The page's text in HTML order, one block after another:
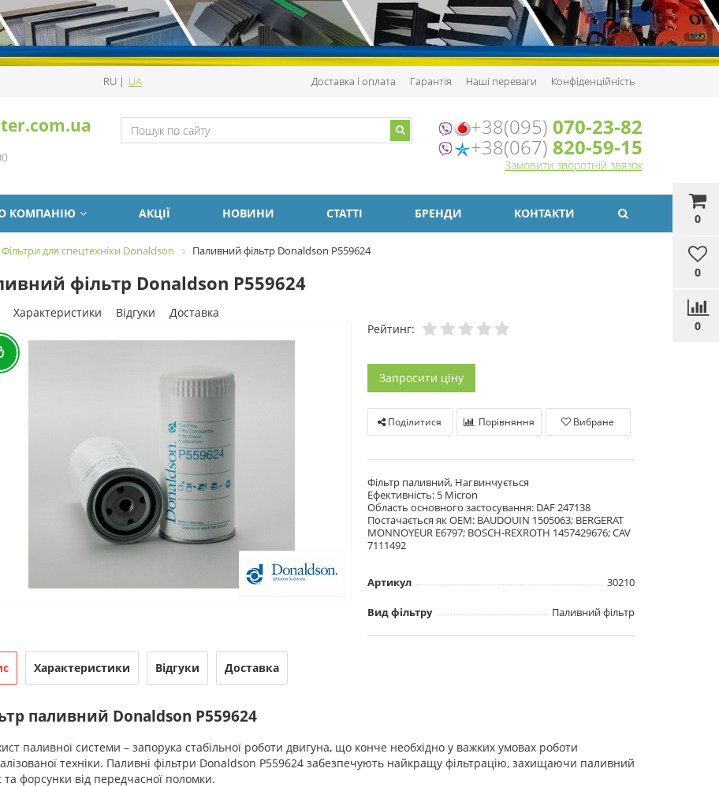
RU | UA Доставка і оплата Гарантія Наші переваги Конфіденційність
0
0
0
+38(095) 070-23-82
+38(067) 820-59-15
Замовити зворотній звязок
КОМПАНІЮ АКЦІЇ НОВИНИ СТАТТІ БРЕНДИ КОНТАКТИ
Фільтри для спецтехніки Donaldson Паливний фільтр Donaldson P559624
фільтр Donaldson P559624
Характеристики Відгуки
Доставка
Рейтинг:
Запросити ціну
Поділитися Порівняння Вибране
Фільтр паливний, Нагвинчується
Ефективність: 5 Micron
Область основного застосування: DAF 247138
Постачається як OEM: BAUDOUIN 1505063; BERGERAT
MONNOYEUR E6797; BOSCH-REXROTH 1457429676; CAV
7111492
Артикул 30210
Вид фільтру Паливний фільтр
Характеристики Відгуки Доставка
паливний Donaldson P559624
паливної системи – запорука стабільної роботи двигуна, що конче необхідно у важких умовах роботи
техніки. Паливні фільтри Donaldson P559624 забезпечують найкращу фільтрацію, захищаючи паливний
та форсунки від передчасної поломки.